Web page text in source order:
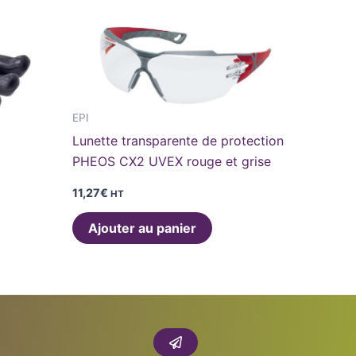
EPI
Lunette transparente de protection
PHEOS CX2 UVEX rouge et grise
11,27€ HT
Ajouter au panier